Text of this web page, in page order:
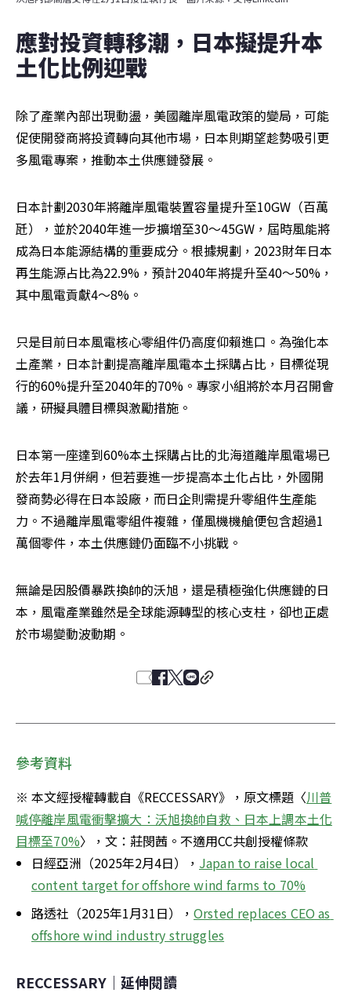
應對投資轉移潮，日本擬提升本
土化比例迎戰
除了產業內部出現動盪，美國離岸風電政策的變局，可能
促使開發商將投資轉向其他市場，日本則期望趁勢吸引更
多風電專案，推動本土供應鏈發展。
日本計劃2030年將離岸風電裝置容量提升至10GW（百萬
瓩），並於2040年進一步擴增至30～45GW，屆時風能將
成為日本能源結構的重要成分。根據規劃，2023財年日本
再生能源占比為22.9%，預計2040年將提升至40～50%，
其中風電貢獻4～8%。
只是目前日本風電核心零組件仍高度仰賴進口。為強化本
土產業，日本計劃提高離岸風電本土採購占比，目標從現
行的60%提升至2040年的70%。專家小組將於本月召開會
議，研擬具體目標與激勵措施。
日本第一座達到60%本土採購占比的北海道離岸風電場已
於去年1月併網，但若要進一步提高本土化占比，外國開
發商勢必得在日本設廠，而日企則需提升零組件生產能
力。不過離岸風電零組件複雜，僅風機機艙便包含超過1
萬個零件，本土供應鏈仍面臨不小挑戰。
無論是因股價暴跌換帥的沃旭，還是積極強化供應鏈的日
本，風電產業雖然是全球能源轉型的核心支柱，卻也正處
於市場變動波動期。
參考資料
※ 本文經授權轉載自《RECCESSARY》，原文標題〈川普
喊停離岸風電衝擊擴大：沃旭換帥自救、日本上調本土化
目標至70%〉，文：莊閔茜。不適用CC共創授權條款
日經亞洲（2025年2月4日）， Japan to raise local
content target for offshore wind farms to 70%
路透社（2025年1月31日）， Orsted replaces CEO as
offshore wind industry struggles
RECCESSARY｜延伸閱讀